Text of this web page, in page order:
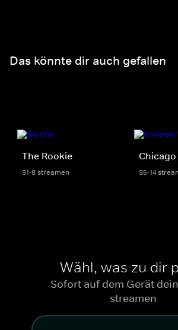
Das könnte dir auch gefallen
The Rookie
S1-8 streamen
Chicago
S5-14
Wähl, was zu dir
Sofort auf dem Gerät
streamen